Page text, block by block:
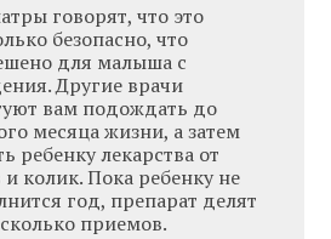
говорят, что это
безопасно, что
для малыша с
Другие врачи
вам подождать до
месяца жизни, а затем
ребенку лекарства от
и колик. Пока ребенку не
год, препарат делят
приемов.